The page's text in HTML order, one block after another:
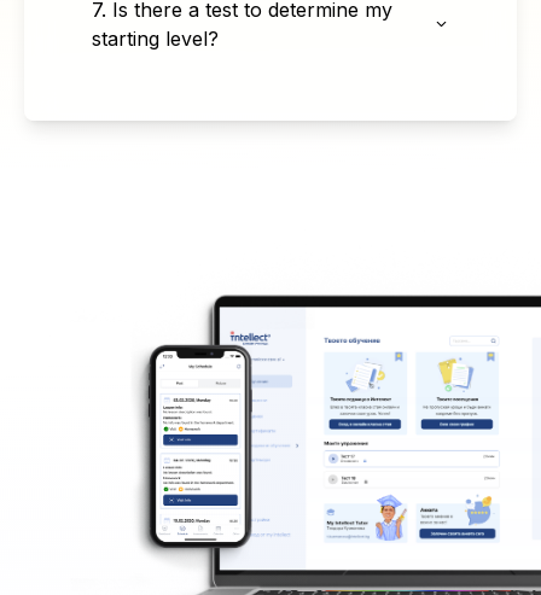
7. Is there a test to determine my
starting level?